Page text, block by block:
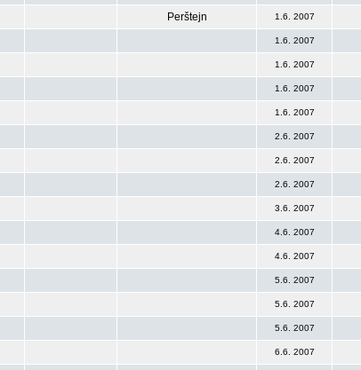
Perštejn 1.6. 2007
1.6. 2007
1.6. 2007
1.6. 2007
1.6. 2007
2.6. 2007
2.6. 2007
2.6. 2007
3.6. 2007
4.6. 2007
4.6. 2007
5.6. 2007
5.6. 2007
5.6. 2007
6.6. 2007